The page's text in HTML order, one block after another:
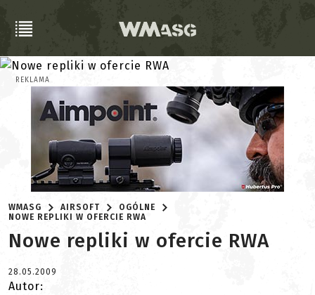
REKLAMA
WMASG AIRSOFT
OGÓLNE
NOWE REPLIKI W OFERCIE RWA
Nowe repliki w ofercie RWA
28.05.2009
Autor: